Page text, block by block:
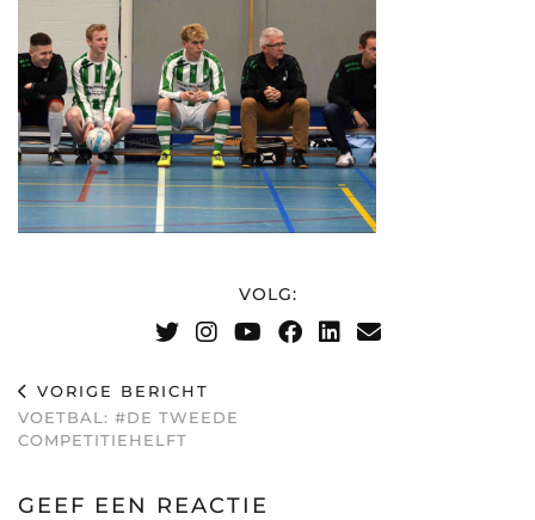
VOLG:
VORIGE BERICHT
VOETBAL: #DE TWEEDE
COMPETITIEHELFT
GEEF EEN REACTIE